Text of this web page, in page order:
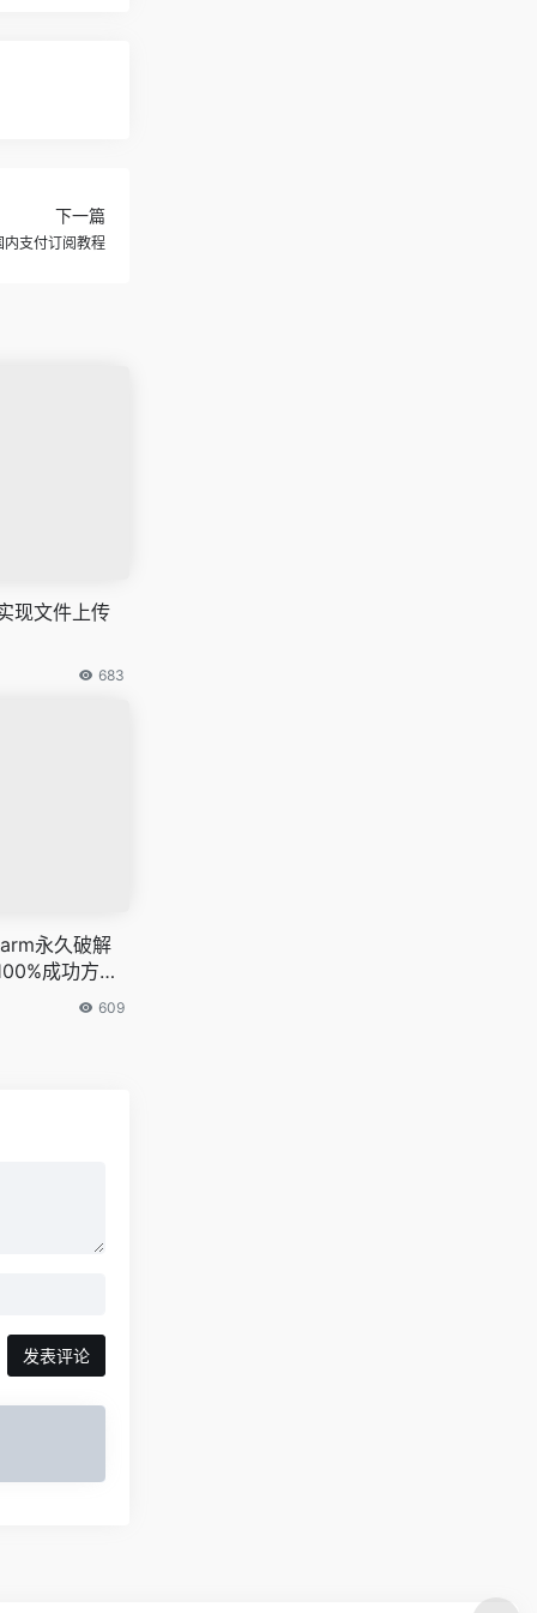
下一篇
支付订阅教程
现文件上传
683
永久破解
成功方
609